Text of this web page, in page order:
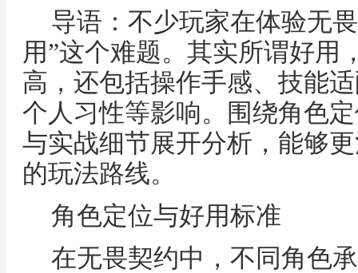
导语：不少玩家在体验无
用”这个难题。其实所谓好用
高，还包括操作手感、技能
个人习性等影响。围绕角色
与实战细节展开分析，能够
的玩法路线。
角色定位与好用标准
在无畏契约中，不同角色